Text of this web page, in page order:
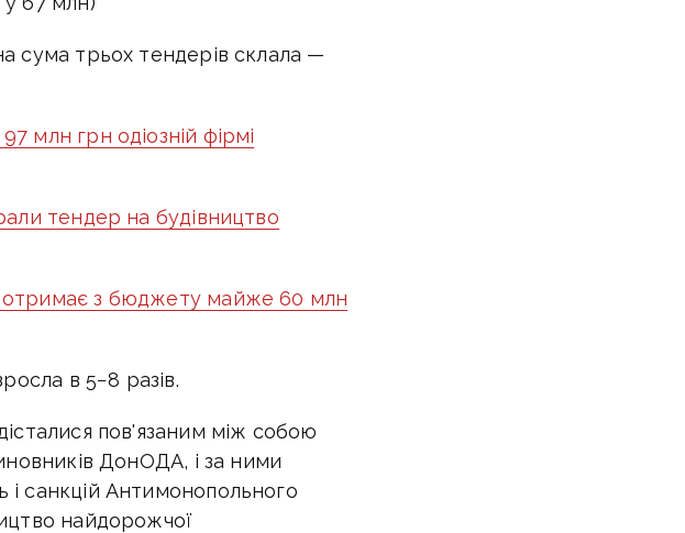
сума трьох тендерів склала —
млн грн одіозній фірмі
тендер на будівництво
отримає з бюджету майже 60 млн
в 5−8 разів.
пов'язаним між собою
ДонОДА, і за ними
санкцій Антимонопольного
найдорожчої